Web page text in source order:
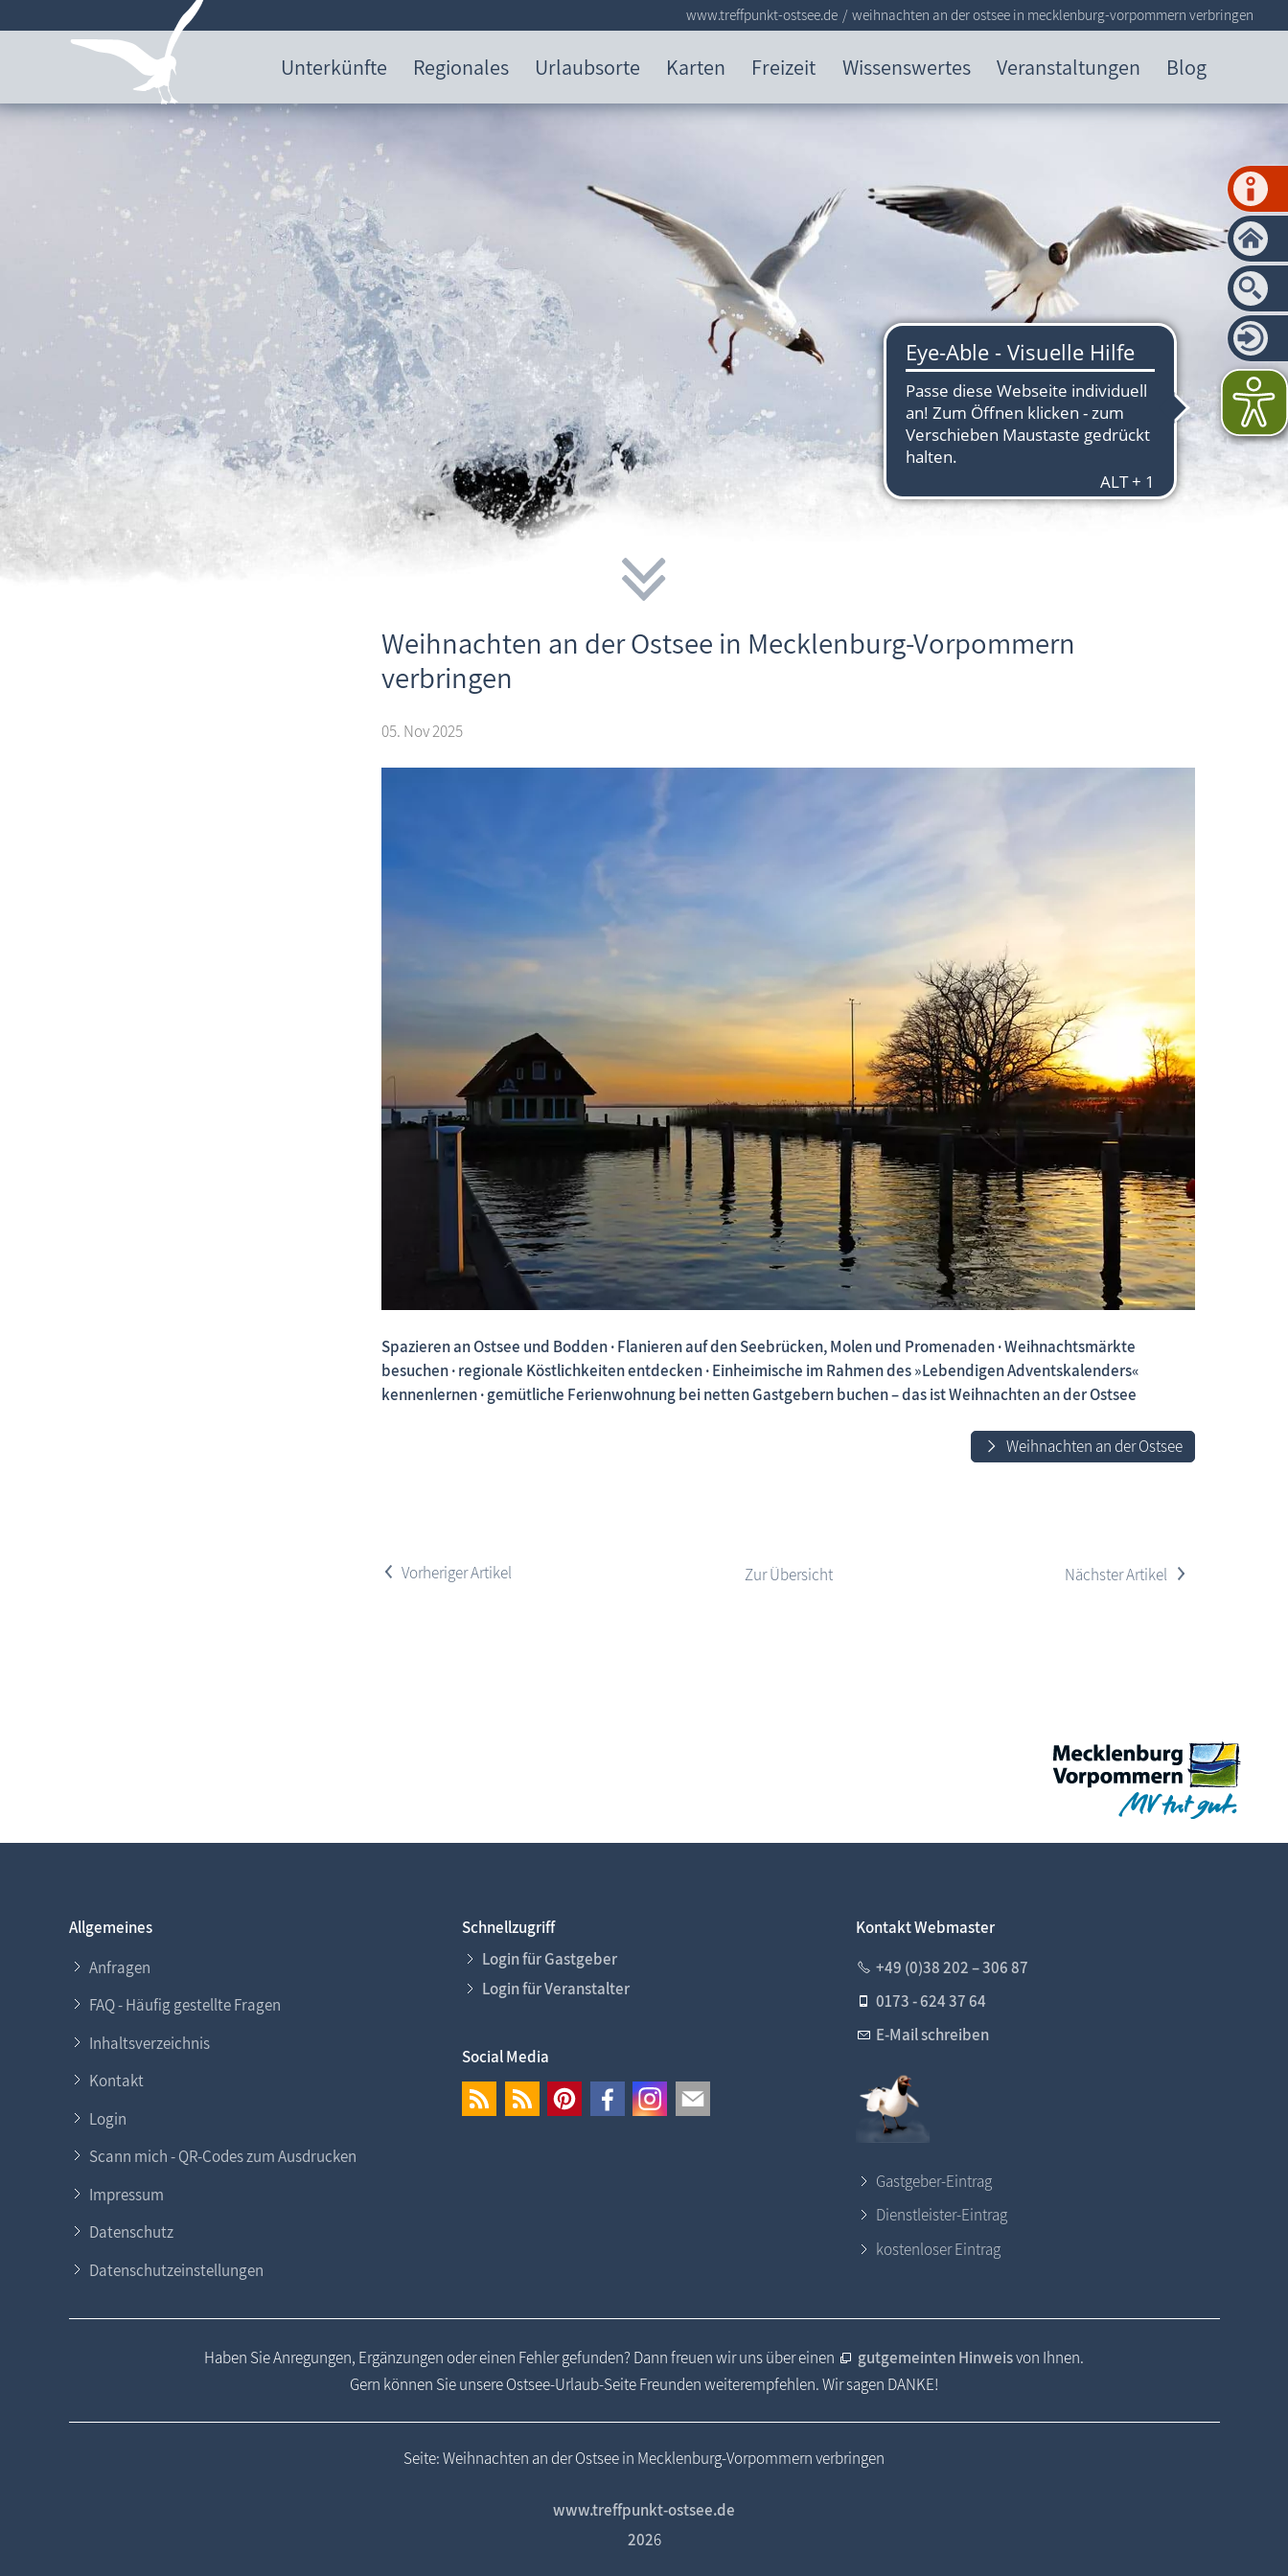
Unterkünfte Regionales Urlaubsorte Karten Freizeit Wissenswertes Veranstaltungen Blog
Fischland-Darß-Zingst.net: neu eingestellte Unterkünfte, neue Beiträge, neue Bilderserien von traditionellen Festen
www.treffpunkt-ostsee.de weihnachten an der ostsee in mecklenburg-vorpommern verbringen
Weihnachten an der Ostsee in Mecklenburg-Vorpommern
verbringen
05. Nov 2025
Spazieren an Ostsee und Bodden · Flanieren auf den Seebrücken, Molen und Promenaden · Weihnachtsmärkte
besuchen · regionale Köstlichkeiten entdecken · Einheimische im Rahmen des »Lebendigen Adventskalenders«
kennenlernen · gemütliche Ferienwohnung bei netten Gastgebern buchen – das ist Weihnachten an der Ostsee
Weihnachten an der Ostsee
< Zur Übersicht >
Allgemeines
Anfragen
FAQ - Häufig gestellte Fragen
Inhaltsverzeichnis
Kontakt
Login
Scann mich - QR-Codes zum Ausdrucken
Impressum
Datenschutz
Datenschutzeinstellungen
Schnellzugriff
Login für Gastgeber
Login für Veranstalter
Social Media
Kontakt Webmaster
+49 (0)38 202 – 306 87
0173 - 624 37 64
E-Mail schreiben
Gastgeber-Eintrag
Dienstleister-Eintrag
kostenloser Eintrag
Haben Sie Anregungen, Ergänzungen oder einen Fehler gefunden? Dann freuen wir uns über einen gutgemeinten Hinweisvon Ihnen.
Gern können Sie unsere Ostsee-Urlaub-Seite Freunden weiterempfehlen. Wir sagen DANKE!
Seite: Weihnachten an der Ostsee in Mecklenburg-Vorpommern verbringen
www.treffpunkt-ostsee.de
2026